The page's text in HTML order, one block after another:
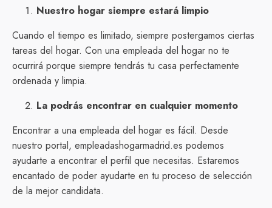
Nuestro hogar siempre estará limpio
Cuando el tiempo es limitado, siempre postergamos ciertas
tareas del hogar. Con una empleada del hogar no te
ocurrirá porque siempre tendrás tu casa perfectamente
ordenada y limpia.
La podrás encontrar en cualquier momento
Encontrar a una empleada del hogar es fácil. Desde
nuestro portal, empleadashogarmadrid.es podemos
ayudarte a encontrar el perfil que necesitas. Estaremos
encantado de poder ayudarte en tu proceso de selección
de la mejor candidata.